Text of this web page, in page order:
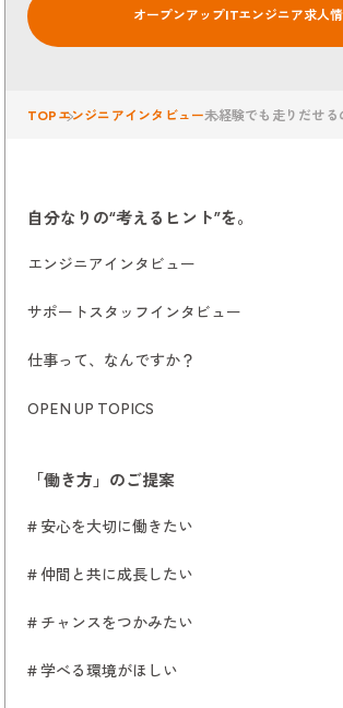
オープンアップITエンジニア求人
TOP エンジニアインタビュー未経験でも走りだせ
自分なりの“考えるヒント”を。
エンジニアインタビュー
サポートスタッフインタビュー
仕事って、なんですか？
OPEN UP TOPICS
「働き方」のご提案
# 安心を大切に働きたい
# 仲間と共に成長したい
# チャンスをつかみたい
# 学べる環境がほしい